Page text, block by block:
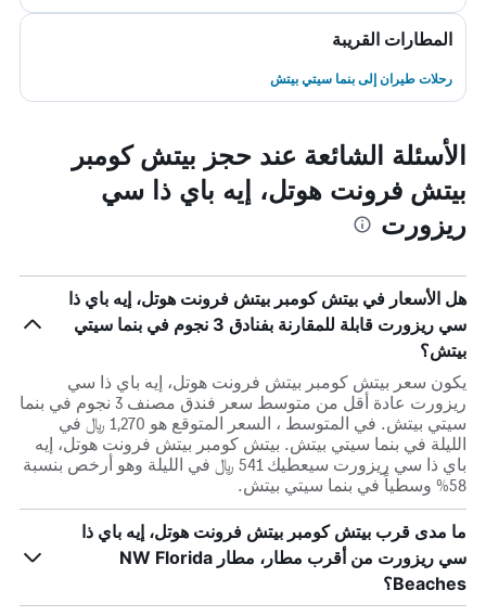
المطارات القريبة
رحلات طيران إلى بنما سيتي بيتش
الأسئلة الشائعة عند حجز بيتش كومبر
بيتش فرونت هوتل، إيه باي ذا سي
ريزورت
هل الأسعار في بيتش كومبر بيتش فرونت هوتل، إيه باي ذا
سي ريزورت قابلة للمقارنة بفنادق 3 نجوم في بنما سيتي
بيتش؟
يكون سعر بيتش كومبر بيتش فرونت هوتل، إيه باي ذا سي
ريزورت عادة أقل من متوسط ​​سعر فندق مصنف 3 نجوم في بنما
سيتي بيتش. في المتوسط ، السعر المتوقع هو 1,270 ﷼ في
الليلة في بنما سيتي بيتش. بيتش كومبر بيتش فرونت هوتل، إيه
باي ذا سي ريزورت سيعطيك 541 ﷼ في الليلة وهو أرخص بنسبة
58% وسطياً في بنما سيتي بيتش.
ما مدى قرب بيتش كومبر بيتش فرونت هوتل، إيه باي ذا
سي ريزورت من أقرب مطار، مطار NW Florida
Beaches؟